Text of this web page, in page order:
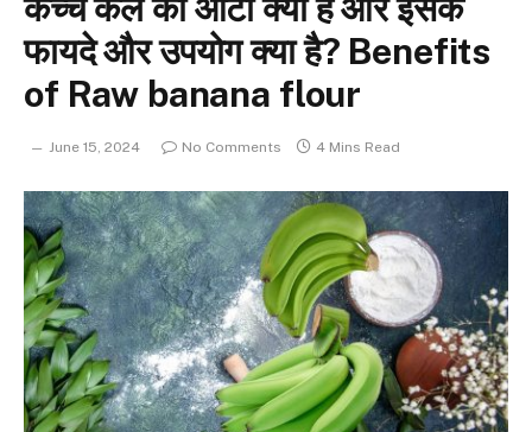
फायदे और उपयोग क्या है? Benefits
of Raw banana flour
June 15, 2024 No Comments 4 Mins Read